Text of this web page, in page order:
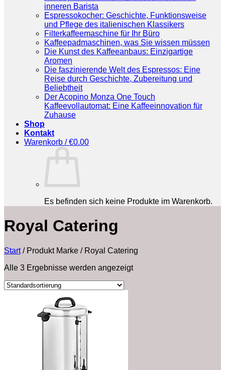
inneren Barista
Espressokocher: Geschichte, Funktionsweise
und Pflege des italienischen Klassikers
Filterkaffeemaschine für Ihr Büro
Kaffeepadmaschinen, was Sie wissen müssen
Die Kunst des Kaffeeanbaus: Einzigartige
Aromen
Die faszinierende Welt des Espressos: Eine
Reise durch Geschichte, Zubereitung und
Beliebtheit
Der Acopino Monza One Touch
Kaffeevollautomat: Eine Kaffeeinnovation für
Zuhause
Shop
Kontakt
Warenkorb /€0.00
Es befinden sich keine Produkte im Warenkorb.
‎Royal Catering
Start /Produkt Marke /‎Royal Catering
Alle 3 Ergebnisse werden angezeigt